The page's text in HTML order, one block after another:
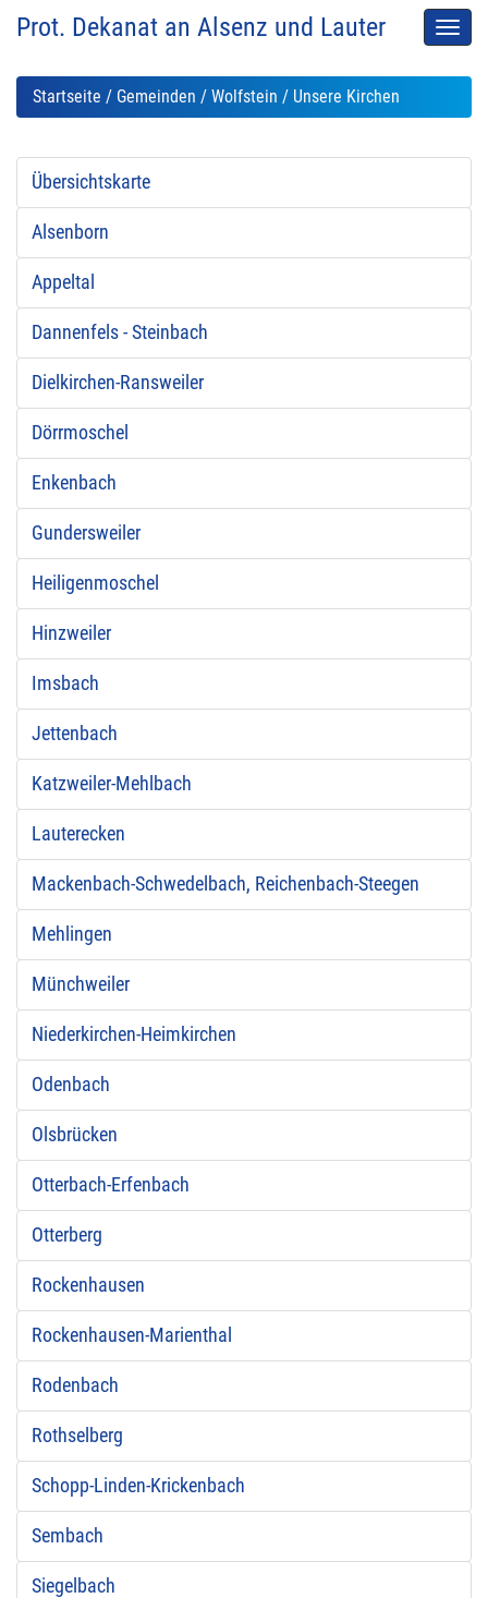
Prot. Dekanat an Alsenz und Lauter
Startseite / Gemeinden / Wolfstein / Unsere Kirchen
Übersichtskarte
Alsenborn
Appeltal
Dannenfels - Steinbach
Dielkirchen-Ransweiler
Dörrmoschel
Enkenbach
Gundersweiler
Heiligenmoschel
Hinzweiler
Imsbach
Jettenbach
Katzweiler-Mehlbach
Lauterecken
Mackenbach-Schwedelbach, Reichenbach-Steegen
Mehlingen
Münchweiler
Niederkirchen-Heimkirchen
Odenbach
Olsbrücken
Otterbach-Erfenbach
Otterberg
Rockenhausen
Rockenhausen-Marienthal
Rodenbach
Rothselberg
Schopp-Linden-Krickenbach
Sembach
Siegelbach